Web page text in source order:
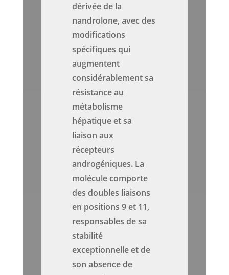
dérivée de la
nandrolone, avec des
modifications
spécifiques qui
augmentent
considérablement sa
résistance au
métabolisme
hépatique et sa
liaison aux
récepteurs
androgéniques. La
molécule comporte
des doubles liaisons
en positions 9 et 11,
responsables de sa
stabilité
exceptionnelle et de
son absence de